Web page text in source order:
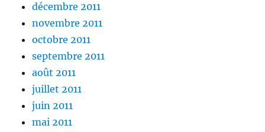
décembre 2011
novembre 2011
octobre 2011
septembre 2011
août 2011
juillet 2011
juin 2011
mai 2011